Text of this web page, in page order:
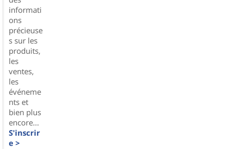
informati
ons
précieuse
s sur les
produits,
les
ventes,
les
événeme
nts et
bien plus
encore...
S'inscrir
e >